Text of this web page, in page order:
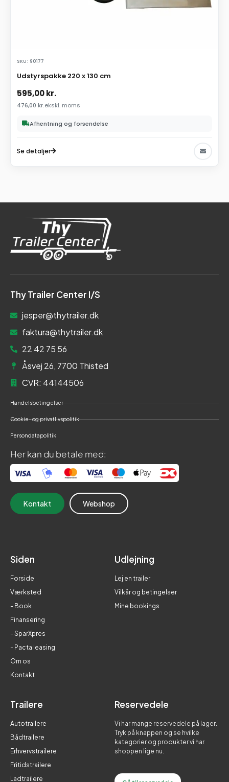
SKU: 90177
Udstyrspakke 220 x 130 cm
595,00kr.
476,00 kr.ekskl. moms
Afhentning og forsendelse
Se detaljer
Thy Trailer Center I/S
jesper@thytrailer.dk
faktura@thytrailer.dk
22 42 75 56
Åsvej 26, 7700 Thisted
CVR: 44144506
Handelsbetingelser
Cookie- og privatlivspolitik
Persondatapolitik
Her kan du betale med:
Kontakt Webshop
Siden
Forside
Værksted
- Book
Finansering
- SparXpres
- Pacta leasing
Om os
Kontakt
Udlejning
Lej en trailer
Vilkår og betingelser
Mine bookings
Trailere
Autotrailere
Bådtrailere
Erhvervstrailere
Fritidstrailere
Ladtrailere
Reservedele
Vi har mange reservedele på lager.
Tryk på knappen og se hvilke
kategorier og produkter vi har
shoppen lige nu.